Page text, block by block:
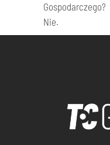
Gospodarczego?
Nie.